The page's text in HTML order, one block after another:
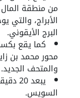
من منطقة
الأبراج،
البرج الأيقوني.
كما يقع
محور محمد بن
والمتحف الجديد.
يبعد
السويس.